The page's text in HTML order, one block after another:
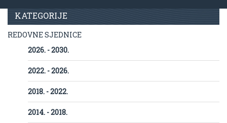
KATEGORIJE
REDOVNE SJEDNICE
2026. - 2030.
2022. - 2026.
2018. - 2022.
2014. - 2018.